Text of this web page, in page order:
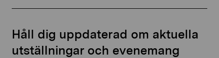
Håll dig uppdaterad om aktuella
utställningar och evenemang